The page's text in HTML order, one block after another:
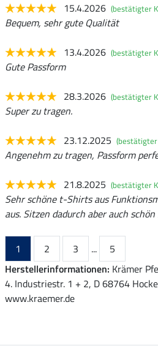
15.4.2026 (bestätigter
Bequem, sehr gute Qualität
13.4.2026 (bestätigter
Gute Passform
28.3.2026 (bestätigter
Super zu tragen.
23.12.2025 (bestätigter
Angenehm zu tragen, Passform
21.8.2025 (bestätigter
Sehr schöne t-Shirts aus
aus. Sitzen dadurch aber auch schön
1 2 3 ...
5
Herstellerinformationen: Krämer
4. Industriestr. 1 + 2, D 68764
www.kraemer.de